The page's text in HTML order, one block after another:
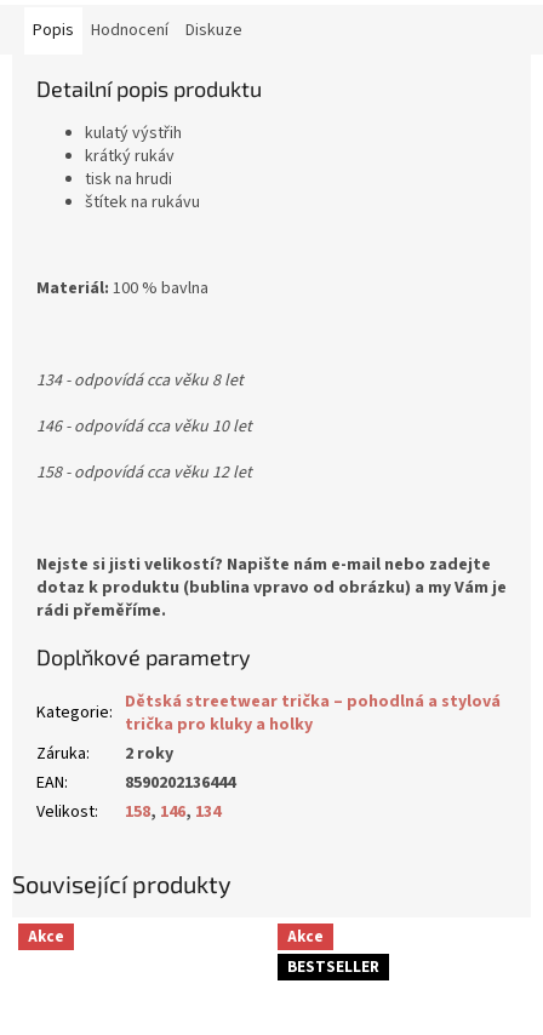
Popis Hodnocení Diskuze
Detailní popis produktu
kulatý výstřih
krátký rukáv
tisk na hrudi
štítek na rukávu
Materiál: 100 % bavlna
134 - odpovídá cca věku 8 let
146 - odpovídá cca věku 10 let
158 - odpovídá cca věku 12 let
Nejste si jisti velikostí? Napište nám e-mail nebo zadejte
dotaz k produktu (bublina vpravo od obrázku) a my Vám je
rádi přeměříme.
Doplňkové parametry
Kategorie: Dětská streetwear trička – pohodlná a stylová
trička pro kluky a holky
Záruka:
2 roky
EAN:
8590202136444
Velikost: 158, 146, 134
Související produkty
Akce
Akce
BESTSELLER